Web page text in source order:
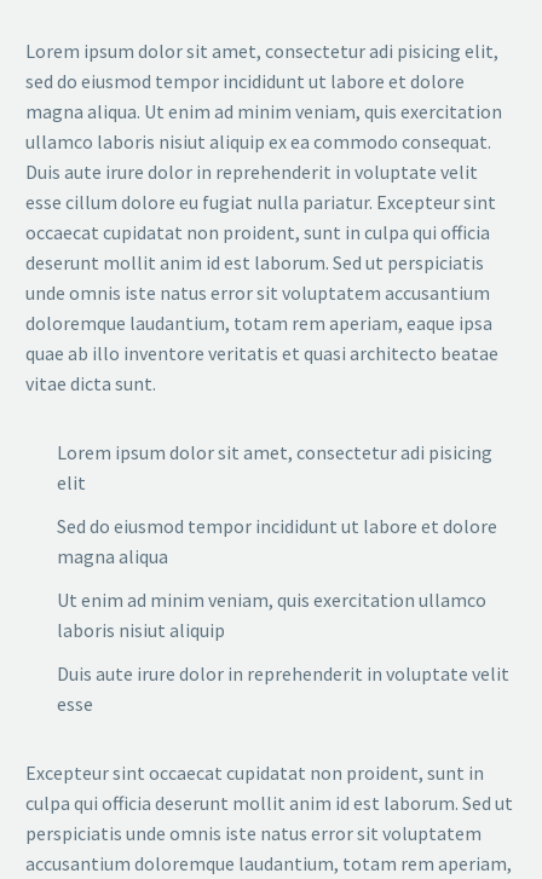
Lorem ipsum dolor sit amet, consectetur adi pisicing elit,
sed do eiusmod tempor incididunt ut labore et dolore
magna aliqua. Ut enim ad minim veniam, quis exercitation
ullamco laboris nisiut aliquip ex ea commodo consequat.
Duis aute irure dolor in reprehenderit in voluptate velit
esse cillum dolore eu fugiat nulla pariatur. Excepteur sint
occaecat cupidatat non proident, sunt in culpa qui officia
deserunt mollit anim id est laborum. Sed ut perspiciatis
unde omnis iste natus error sit voluptatem accusantium
doloremque laudantium, totam rem aperiam, eaque ipsa
quae ab illo inventore veritatis et quasi architecto beatae
vitae dicta sunt.
Lorem ipsum dolor sit amet, consectetur adi pisicing
elit
Sed do eiusmod tempor incididunt ut labore et dolore
magna aliqua
Ut enim ad minim veniam, quis exercitation ullamco
laboris nisiut aliquip
Duis aute irure dolor in reprehenderit in voluptate velit
esse
Excepteur sint occaecat cupidatat non proident, sunt in
culpa qui officia deserunt mollit anim id est laborum. Sed ut
perspiciatis unde omnis iste natus error sit voluptatem
accusantium doloremque laudantium, totam rem aperiam,